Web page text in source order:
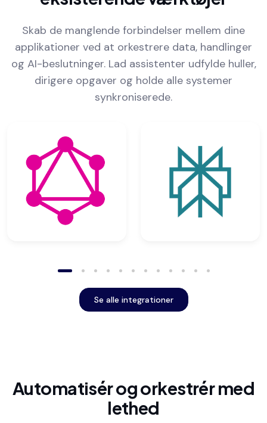
Skab de manglende forbindelser mellem dine
applikationer ved at orkestrere data, handlinger
og AI-beslutninger. Lad assistenter udfylde huller,
dirigere opgaver og holde alle systemer
synkroniserede.
Se alle integrationer
Automatisér og orkestrér med
lethed